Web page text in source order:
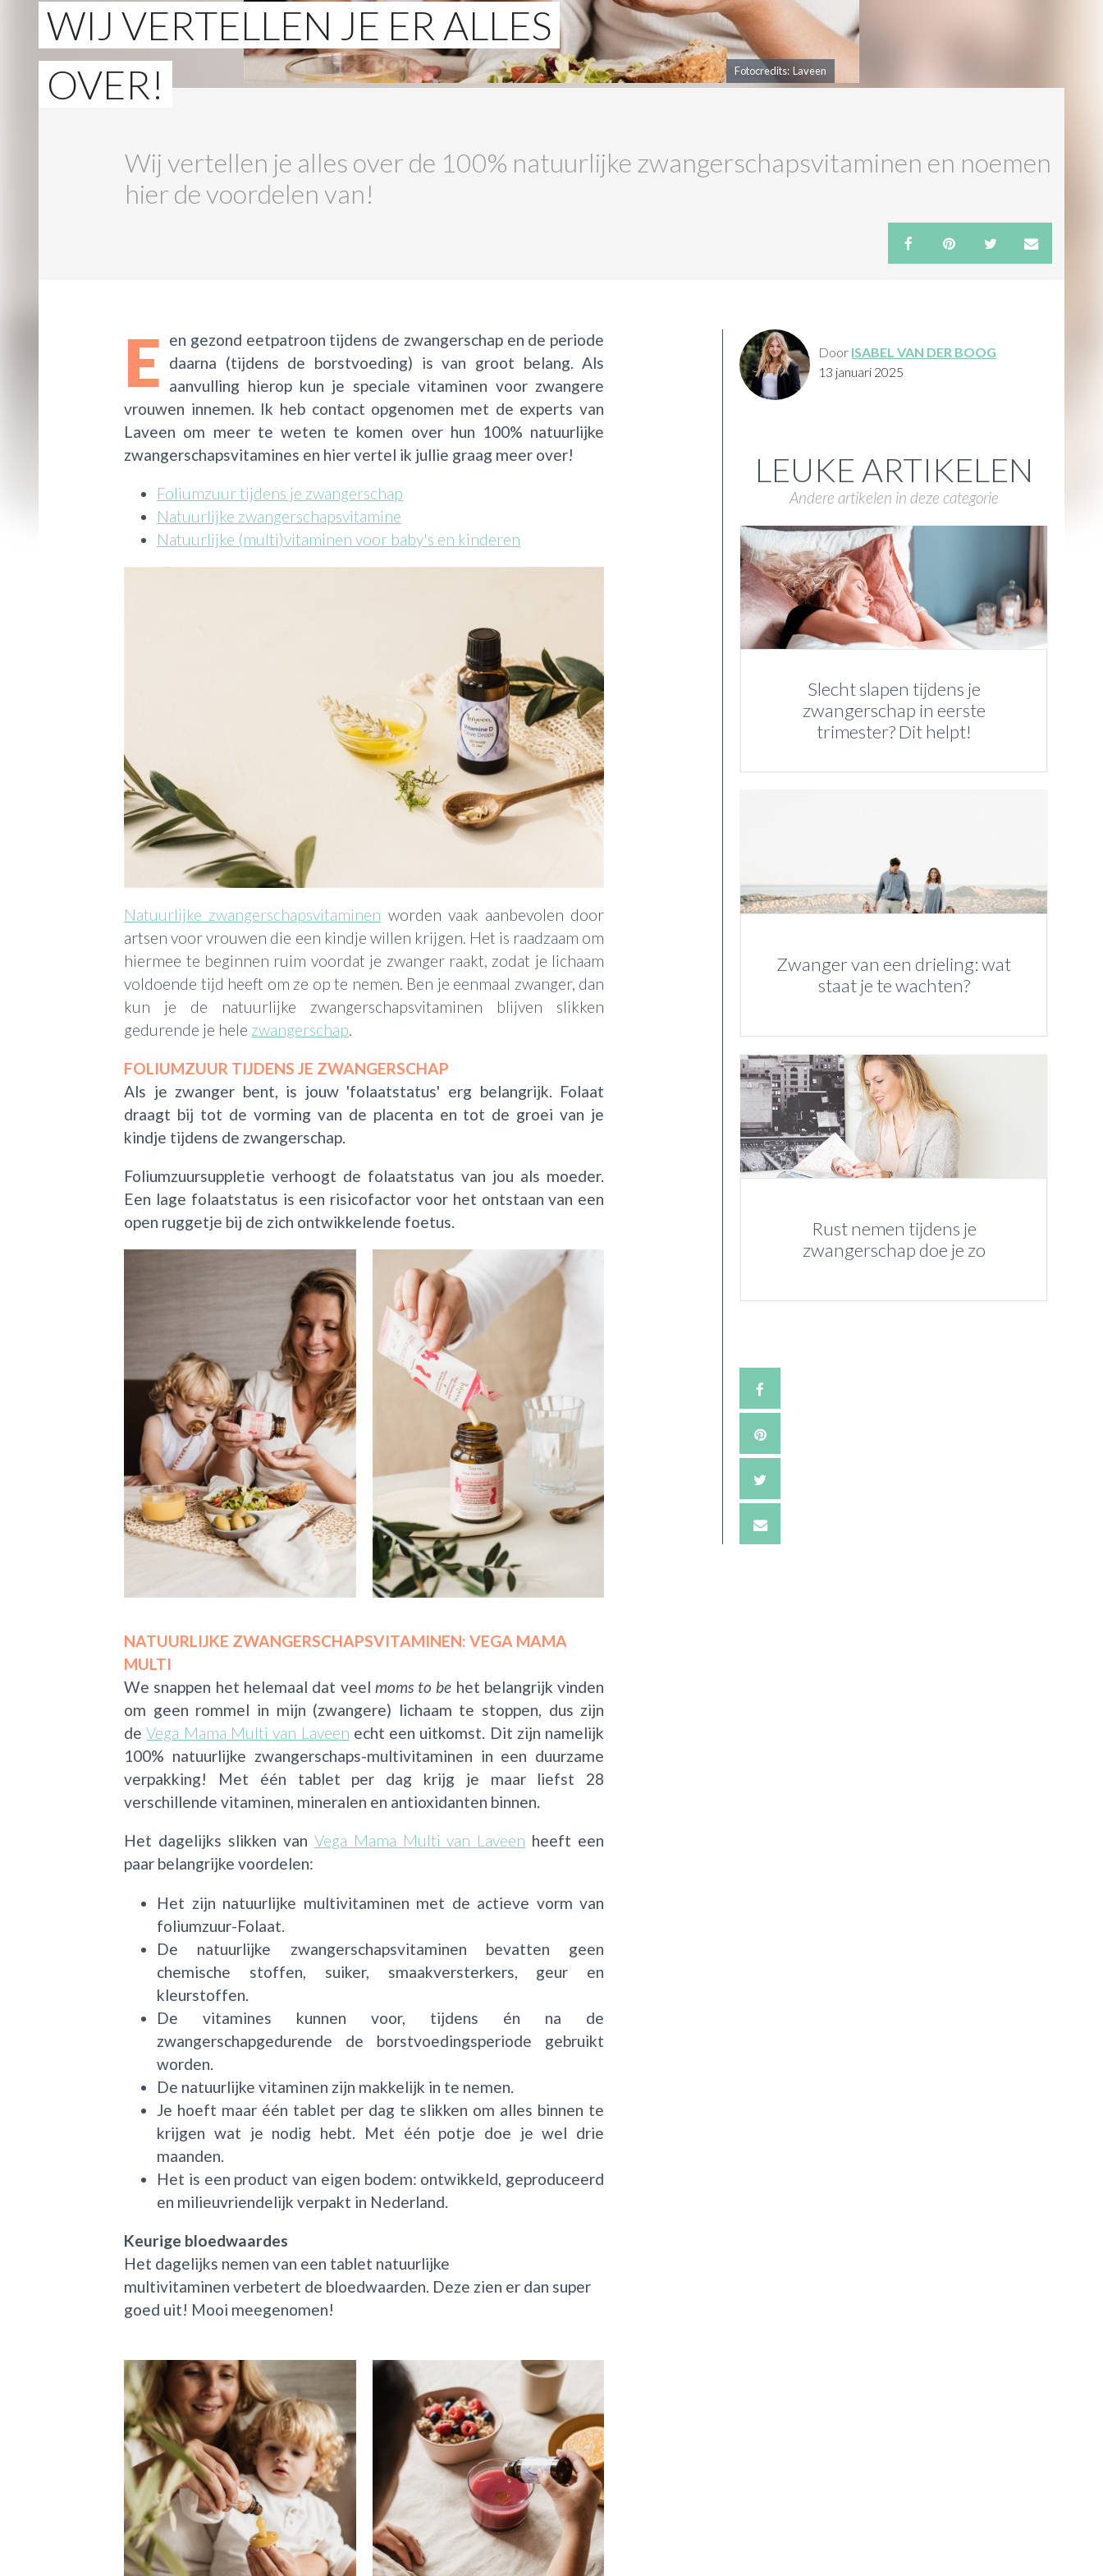
Fotocredits: Laveen
WIJ VERTELLEN JE ER ALLES
OVER!
Wij vertellen je alles over de 100% natuurlijke zwangerschapsvitaminen en noemen
hier de voordelen van!
E en gezond eetpatroon tijdens de zwangerschap en de periode
daarna (tijdens de borstvoeding) is van groot belang. Als
aanvulling hierop kun je speciale vitaminen voor zwangere
vrouwen innemen. Ik heb contact opgenomen met de experts van
Laveen om meer te weten te komen over hun 100% natuurlijke
zwangerschapsvitamines en hier vertel ik jullie graag meer over!
Foliumzuur tijdens je zwangerschap
Natuurlijke zwangerschapsvitamine
Natuurlijke (multi)vitaminen voor baby's en kinderen
Natuurlijke zwangerschapsvitaminen worden vaak aanbevolen door
artsen voor vrouwen die een kindje willen krijgen. Het is raadzaam om
hiermee te beginnen ruim voordat je zwanger raakt, zodat je lichaam
voldoende tijd heeft om ze op te nemen. Ben je eenmaal zwanger, dan
kun je de natuurlijke zwangerschapsvitaminen blijven slikken
gedurende je hele zwangerschap.
FOLIUMZUUR TIJDENS JE ZWANGERSCHAP
Als je zwanger bent, is jouw 'folaatstatus' erg belangrijk. Folaat
draagt bij tot de vorming van de placenta en tot de groei van je
kindje tijdens de zwangerschap.
Foliumzuursuppletie verhoogt de folaatstatus van jou als moeder.
Een lage folaatstatus is een risicofactor voor het ontstaan van een
open ruggetje bij de zich ontwikkelende foetus.
NATUURLIJKE ZWANGERSCHAPSVITAMINEN: VEGA MAMA
MULTI
We snappen het helemaal dat veel moms to be het belangrijk vinden
om geen rommel in mijn (zwangere) lichaam te stoppen, dus zijn
deVega Mama Multi van Laveen echt een uitkomst. Dit zijn namelijk
100% natuurlijke zwangerschaps-multivitaminen in een duurzame
verpakking! Met één tablet per dag krijg je maar liefst 28
verschillende vitaminen, mineralen en antioxidanten binnen.
Het dagelijks slikken van Vega Mama Multi van Laveen heeft een
paar belangrijke voordelen:
Het zijn natuurlijke multivitaminen met de actieve vorm van
foliumzuur-Folaat.
De natuurlijke zwangerschapsvitaminen bevatten geen
chemische stoffen, suiker, smaakversterkers, geur en
kleurstoffen.
De vitamines kunnen voor, tijdens én na de
zwangerschapgedurende de borstvoedingsperiode gebruikt
worden.
De natuurlijke vitaminen zijn makkelijk in te nemen.
Je hoeft maar één tablet per dag te slikken om alles binnen te
krijgen wat je nodig hebt. Met één potje doe je wel drie
maanden.
Het is een product van eigen bodem: ontwikkeld, geproduceerd
en milieuvriendelijk verpakt in Nederland.
Keurige bloedwaardes
Het dagelijks nemen van een tablet natuurlijke
multivitaminen verbetert de bloedwaarden. Deze zien er dan super
goed uit! Mooi meegenomen!
Door ISABEL VAN DER BOOG
13 januari 2025
LEUKE ARTIKELEN
Andere artikelen in deze categorie
Slecht slapen tijdens je
zwangerschap in eerste
trimester? Dit helpt!
Zwanger van een drieling: wat
staat je te wachten?
Rust nemen tijdens je
zwangerschap doe je zo